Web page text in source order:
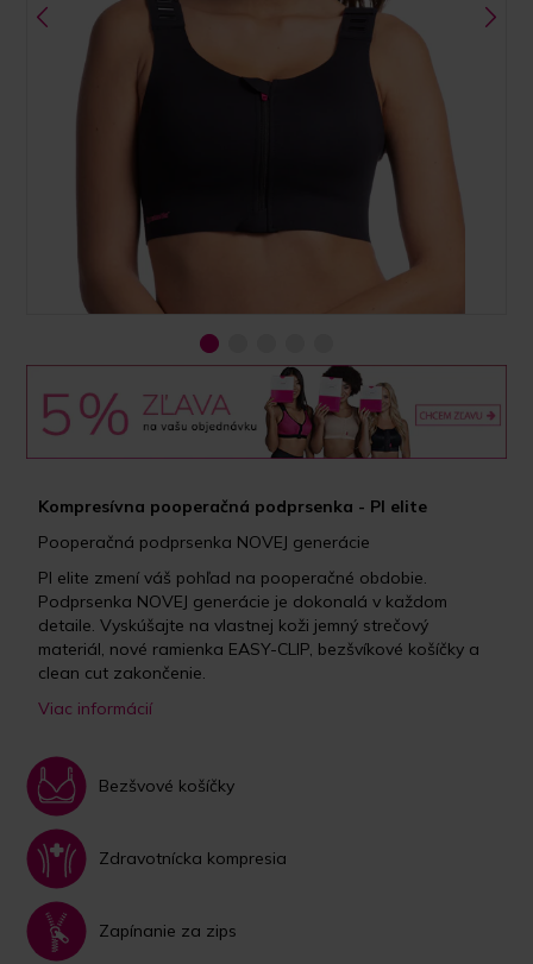
Kompresívna pooperačná podprsenka - PI elite
Pooperačná podprsenka NOVEJ generácie
PI elite zmení váš pohľad na pooperačné obdobie.
Podprsenka NOVEJ generácie je dokonalá v každom
detaile. Vyskúšajte na vlastnej koži jemný strečový
materiál, nové ramienka EASY-CLIP, bezšvíkové košíčky a
clean cut zakončenie.
Viac informácií
Bezšvové košíčky
Zdravotnícka kompresia
Zapínanie za zips